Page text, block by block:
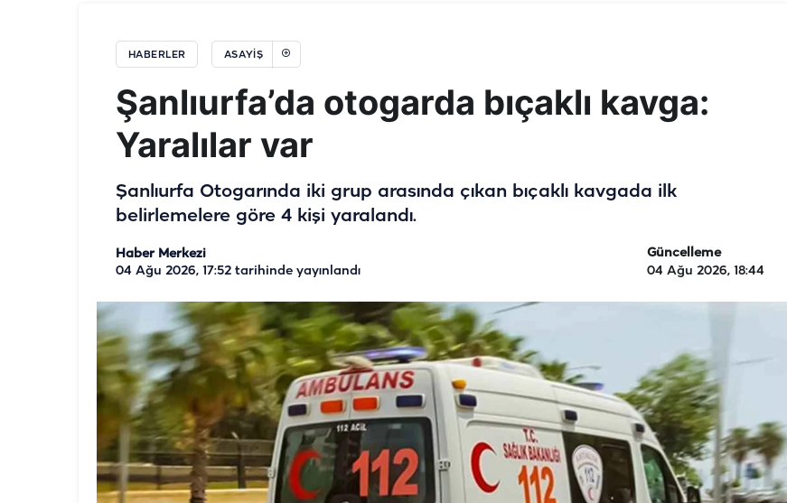
HABERLER ASAYIŞ
Şanlıurfa’da otogarda bıçaklı kavga:
Yaralılar var
Şanlıurfa Otogarında iki grup arasında çıkan bıçaklı kavgada ilk
belirlemelere göre 4 kişi yaralandı.
Haber Merkezi
04 Ağu 2026, 17:52 tarihinde yayınlandı
Güncelleme
04 Ağu 2026, 18:44